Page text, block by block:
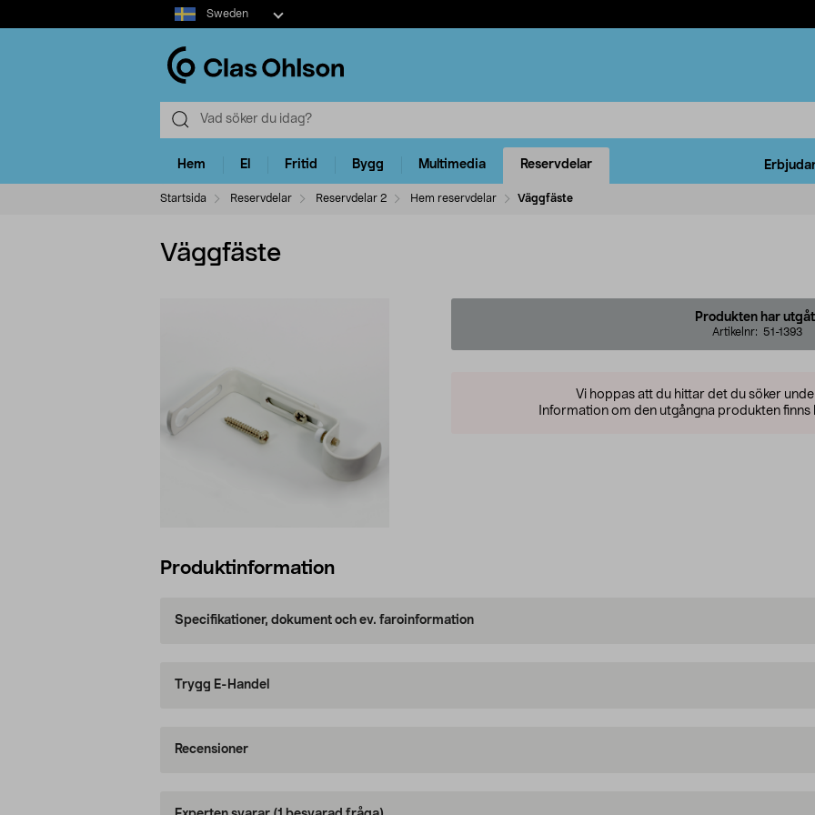
Select
market
Sweden
Hem El Fritid Bygg Multimedia Reservdelar
Startsida Reservdelar Reservdelar 2 Hem reservdelar Väggfäste
Väggfäste
Produkten har
Artikelnr: 51-1393
Vi hoppas att du hittar det du söker
Information om den utgångna produkten finns
Produktinformation
Specifikationer, dokument och ev. faroinformation
Trygg E-Handel
Recensioner